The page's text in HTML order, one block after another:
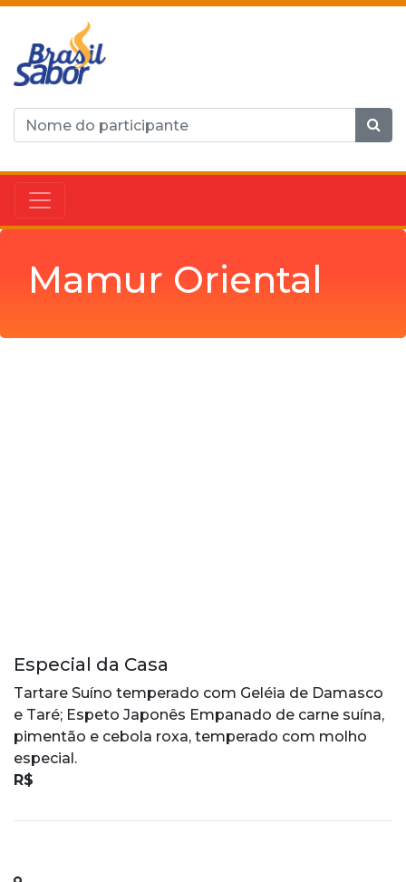
Mamur Oriental
Especial da Casa
Tartare Suíno temperado com Geléia de Damasco
e Taré; Espeto Japonês Empanado de carne suína,
pimentão e cebola roxa, temperado com molho
especial.
R$